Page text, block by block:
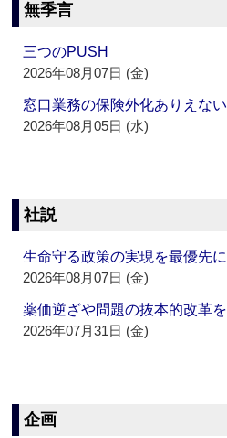
無季言
三つのPUSH
2026年08月07日 (金)
窓口業務の保険外化ありえない
2026年08月05日 (水)
社説
生命守る政策の実現を最優先に
2026年08月07日 (金)
薬価逆ざや問題の抜本的改革を
2026年07月31日 (金)
企画